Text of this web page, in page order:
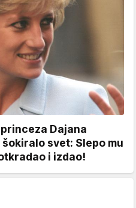
Dajana
svet: Slepo mu
i izdao!